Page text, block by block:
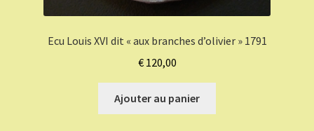
Ecu Louis XVI dit « aux branches d’olivier » 1791
€120,00
Ajouter au panier